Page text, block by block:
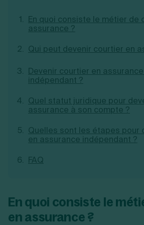
Je suis autonome
Je souhaite être accompagné
comptable LS Compta
Création de SASU
Création de SARL
Création de SCI
Aides à la création d’entreprise
Ouverture compte pro
Création d'entreprise
En quoi consiste le métier de
assurance ?
Qui peut devenir courtier en
Devenir courtier en
indépendant ?
Quel statut juridique pour
assurance à son compte ?
Quelles sont les étapes pour
en assurance indépendant ?
FAQ
En quoi consiste le
en assurance ?